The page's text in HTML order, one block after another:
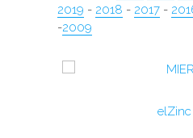
2019 - 2018 - 2017 -
-2009